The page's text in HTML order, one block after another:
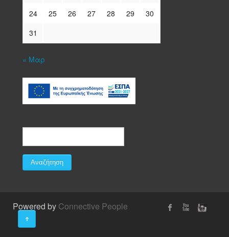
24
25 26 27 28 29
30
31
« Μαρ
Powered by Connective People
↑